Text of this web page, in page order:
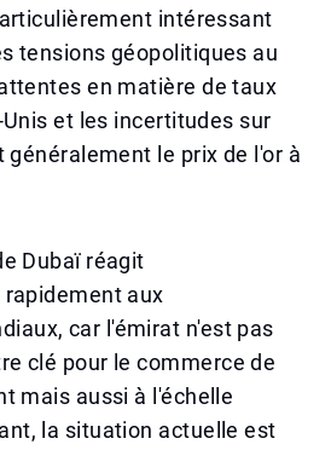
intéressant
tensions géopolitiques au
en matière de taux
et les incertitudes sur
généralement le prix de l'or à
Dubaï réagit
aux
car l'émirat n'est pas
clé pour le commerce de
mais aussi à l'échelle
la situation actuelle est